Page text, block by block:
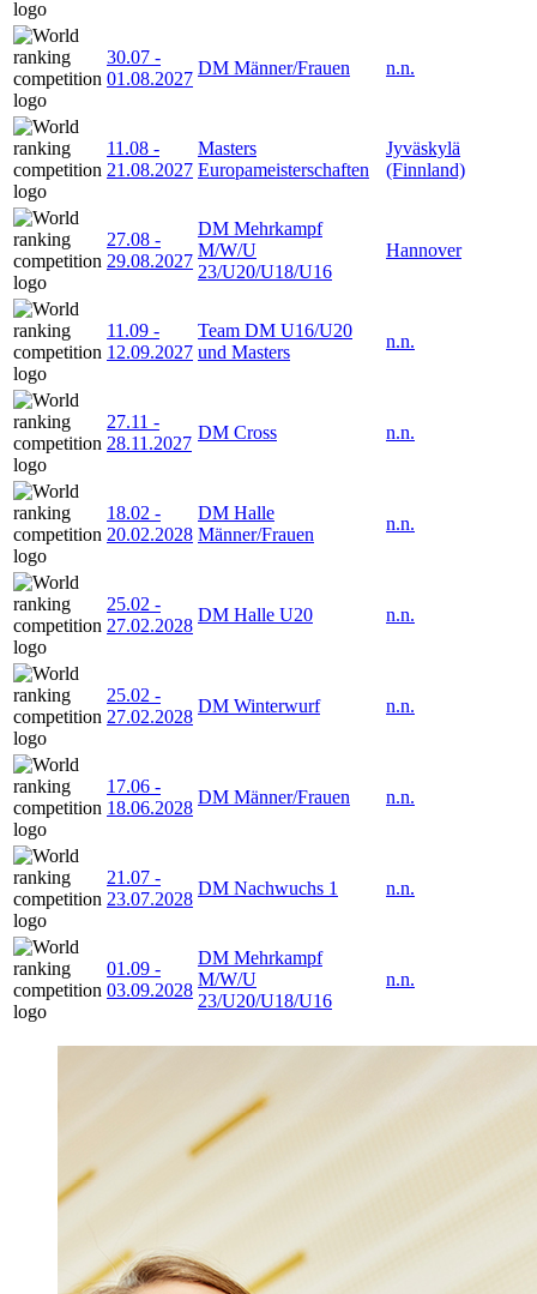
30.07 -
01.08.2027
DM Männer/Frauen n.n.
11.08 -
21.08.2027
Masters
Europameisterschaften
Jyväskylä
(Finnland)
27.08 -
29.08.2027
DM Mehrkampf
M/W/U
23/U20/U18/U16
Hannover
11.09 -
12.09.2027
Team DM U16/U20
und Masters
n.n.
27.11 -
28.11.2027
DM Cross n.n.
18.02 -
20.02.2028
DM Halle
Männer/Frauen
n.n.
25.02 -
27.02.2028
DM Halle U20 n.n.
25.02 -
27.02.2028
DM Winterwurf n.n.
17.06 -
18.06.2028
DM Männer/Frauen n.n.
21.07 -
23.07.2028
DM Nachwuchs 1 n.n.
01.09 -
03.09.2028
DM Mehrkampf
M/W/U
23/U20/U18/U16
n.n.